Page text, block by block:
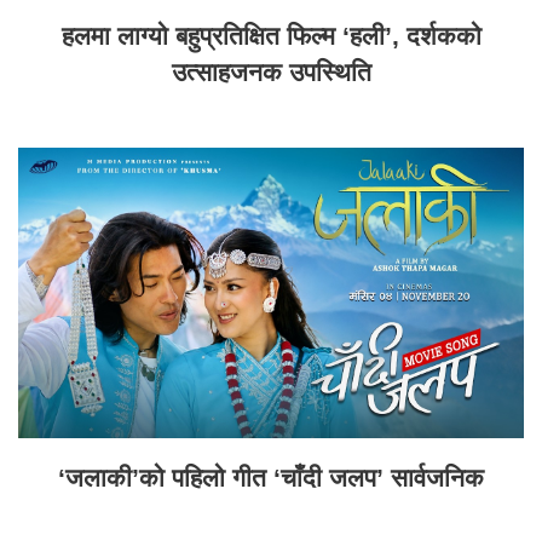
हलमा लाग्यो बहुप्रतिक्षित फिल्म ‘हली’, दर्शकको
उत्साहजनक उपस्थिति
‘जलाकी’को पहिलो गीत ‘चाँदी जलप’ सार्वजनिक